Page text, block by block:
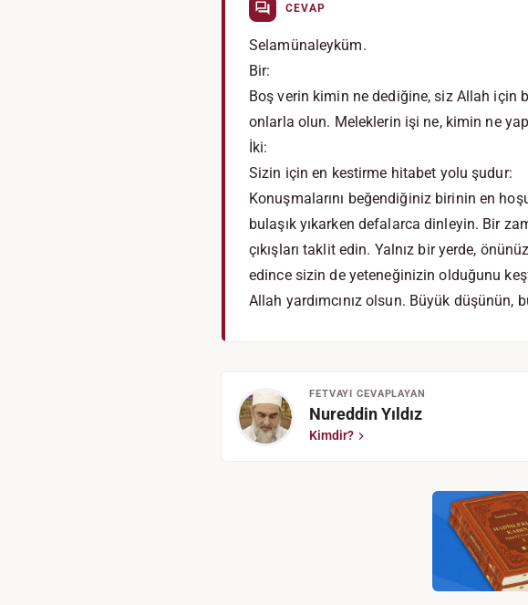
CEVAP
Selamünaleyküm.
Bir:
Boş verin kimin ne dediğine, siz Allah için
onlarla olun. Meleklerin işi ne, kimin ne
İki:
Sizin için en kestirme hitabet yolu şudur:
Konuşmalarını beğendiğiniz birinin en
bulaşık yıkarken defalarca dinleyin. Bir
çıkışları taklit edin. Yalnız bir yerde,
edince sizin de yeteneğinizin olduğunu
Allah yardımcınız olsun. Büyük düşünün,
FETVAYI CEVAPLAYAN
Nureddin Yıldız
Kimdir?